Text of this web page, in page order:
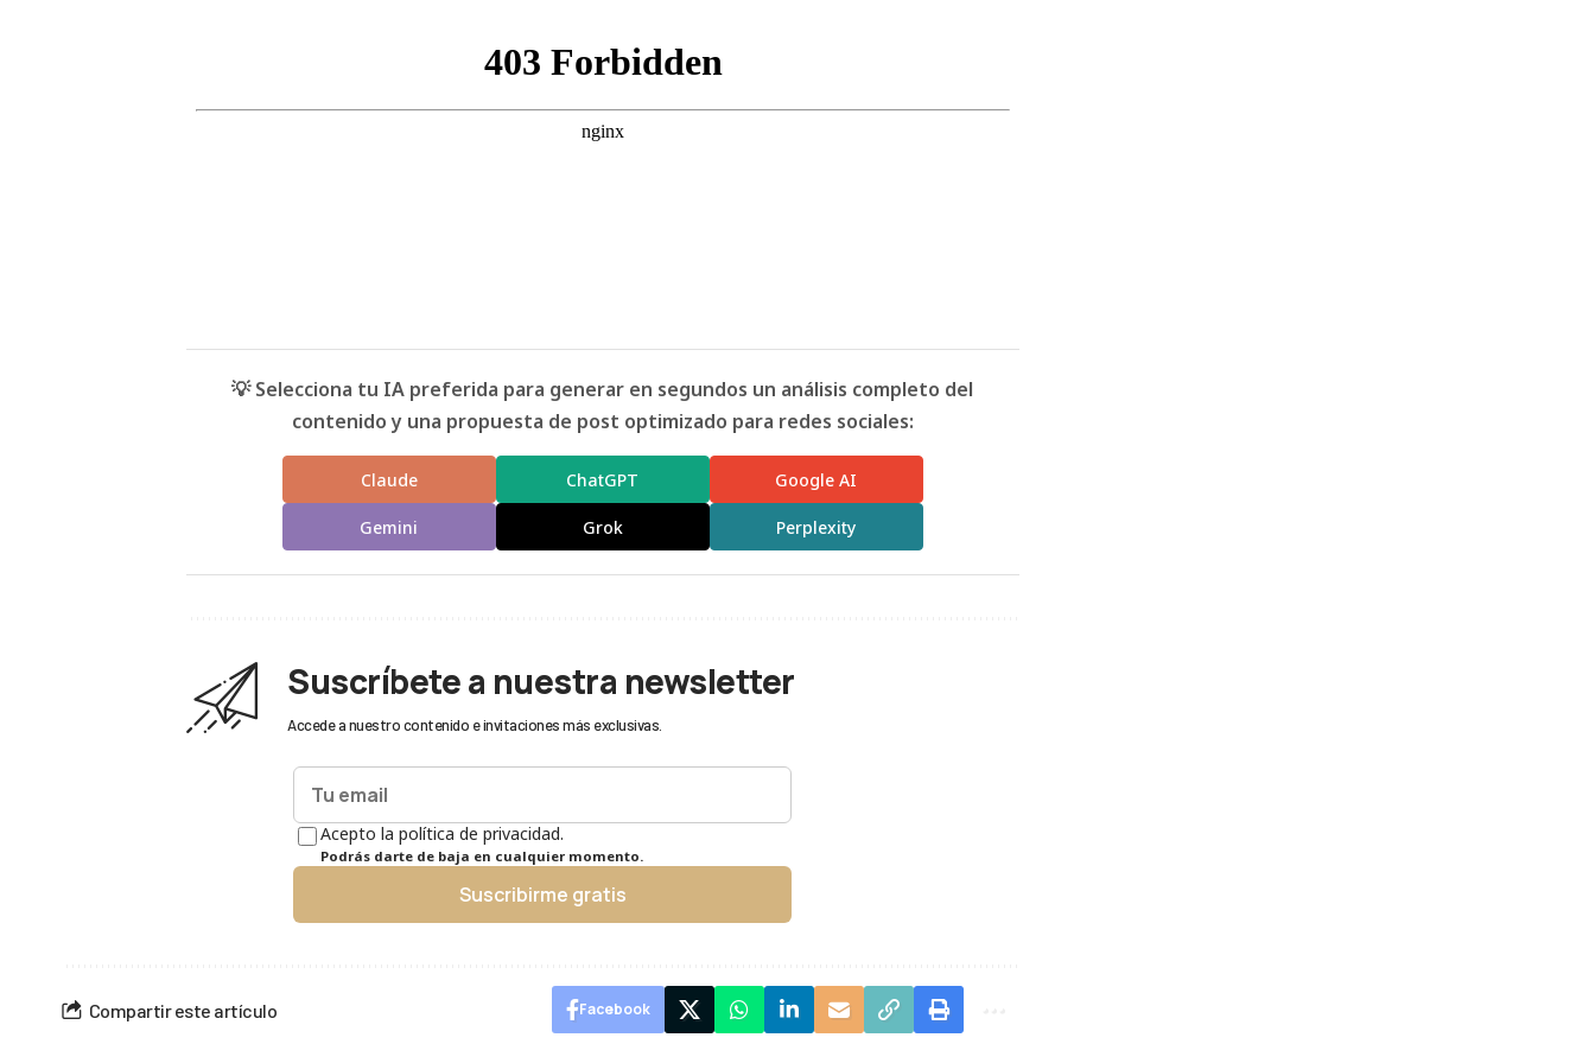
💡 Selecciona tu IA preferida para generar en segundos un análisis completo del
contenido y una propuesta de post optimizado para redes sociales:
Claude ChatGPT Google AI
Gemini Grok Perplexity
Suscríbete a nuestra newsletter
Accede a nuestro contenido e invitaciones más exclusivas.
Acepto la política de privacidad.
Podrás darte de baja en cualquier momento.
Suscribirme gratis
Compartir este artículo Facebook